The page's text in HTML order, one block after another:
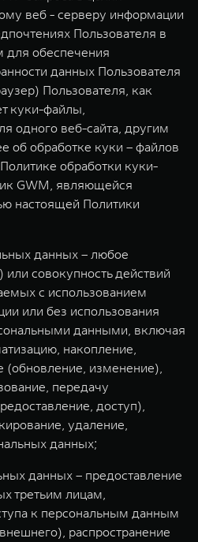
веб - серверу информации
Пользователя в
для обеспечения
данных Пользователя
Пользователя, как
куки-файлы,
одного веб-сайта, другим
об обработке куки – файлов
обработки куки-
GWM, являющейся
настоящей Политики
данных – любое
совокупность действий
с использованием
или без использования
данными, включая
накопление,
(обновление, изменение),
передачу
доступ),
удаление,
данных;
данных – предоставление
третьим лицам,
к персональным данным
распространение